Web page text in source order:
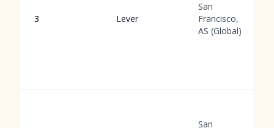
3 Lever
San
Francisco,
AS (Global)
San